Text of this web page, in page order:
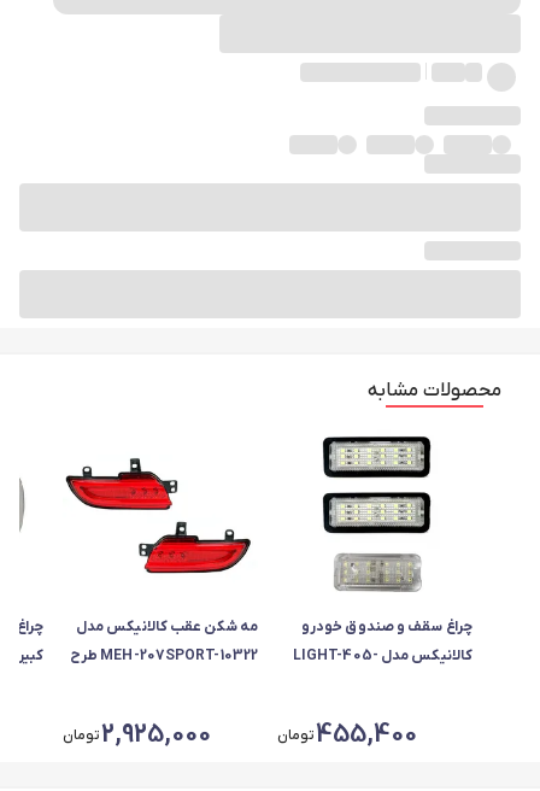
محصولات مشابه
چراغ سقف و صندوق خودرو
کالانیکس مدل LIGHT-405-
455,400تومان
مه شکن عقب کالانیکس مدل
MEH-207SPORT-10322 طرح
2,925,000تومان
چراغ